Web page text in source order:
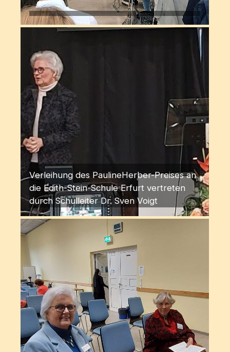
Verleihung des PaulineHerber-Preises an
die Edith-Stein-Schule Erfurt vertreten
durch Schulleiter Dr. Sven Voigt